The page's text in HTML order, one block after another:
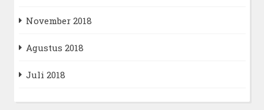
November 2018
Agustus 2018
Juli 2018